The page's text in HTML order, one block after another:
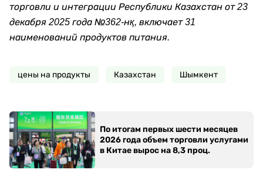
торговли и интеграции Республики Казахстан от 23
декабря 2025 года №362-нқ, включает 31
наименований продуктов питания.
цены на продукты Казахстан Шымкент
По итогам первых шести месяцев
2026 года объем торговли услугами
в Китае вырос на 8,3 проц.